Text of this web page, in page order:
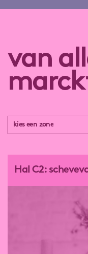
van
kies een zone
food
sport
Hal C2: